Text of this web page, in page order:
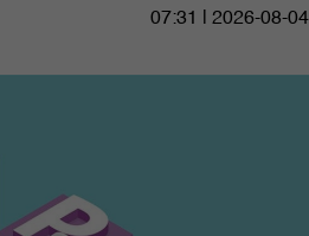
07:31 | 2026-08-04